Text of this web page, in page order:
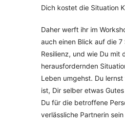
Dich kostet die Situation
Daher werft ihr im
auch einen Blick auf die 7
Resilienz, und wie Du mit
herausfordernden
Leben umgehst. Du
ist, Dir selber etwas
Du für die betroffene
verlässliche Partnerin